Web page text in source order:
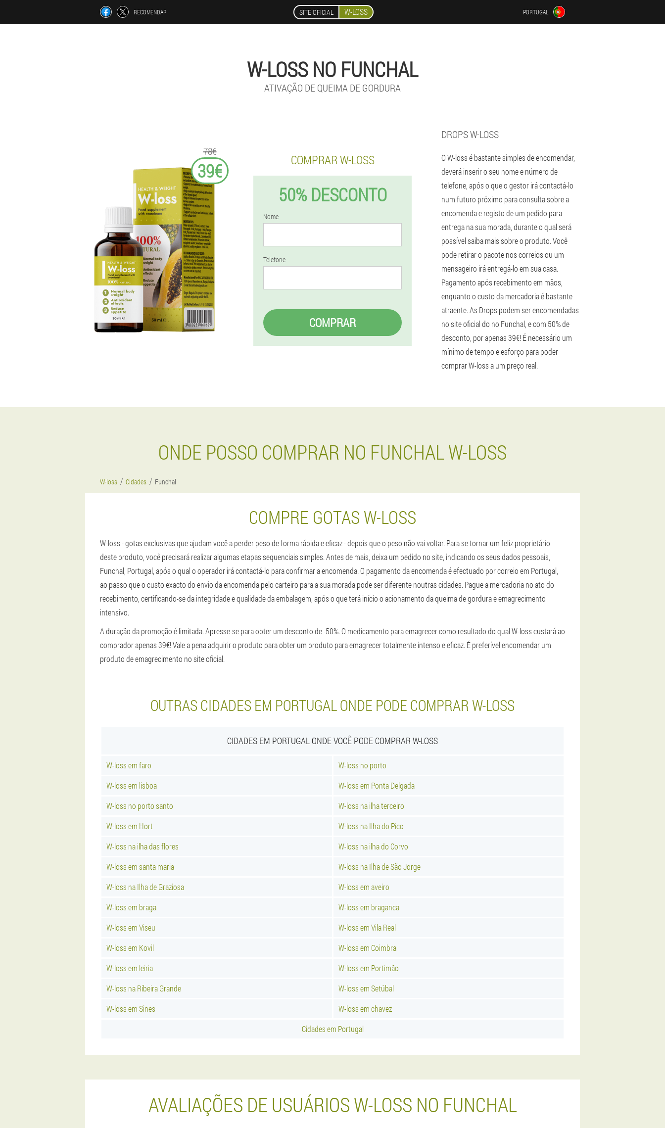
RECOMENDAR SITE OFICIAL W-LOSS PORTUGAL
W-LOSS NO FUNCHAL
ATIVAÇÃO DE QUEIMA DE GORDURA
78€
39€ COMPRAR W-LOSS
50% DESCONTO
Nome
Telefone
COMPRAR
DROPS W-LOSS
O W-loss é bastante simples de encomendar,
deverá inserir o seu nome e número de
telefone, após o que o gestor irá contactá-lo
num futuro próximo para consulta sobre a
encomenda e registo de um pedido para
entrega na sua morada, durante o qual será
possível saiba mais sobre o produto. Você
pode retirar o pacote nos correios ou um
mensageiro irá entregá-lo em sua casa.
Pagamento após recebimento em mãos,
enquanto o custo da mercadoria é bastante
atraente. As Drops podem ser encomendadas
no site oficial do no Funchal, e com 50% de
desconto, por apenas 39€! É necessário um
mínimo de tempo e esforço para poder
comprar W-loss a um preço real.
ONDE POSSO COMPRAR NO FUNCHAL W-LOSS
W-loss Cidades Funchal
COMPRE GOTAS W-LOSS
W-loss - gotas exclusivas que ajudam você a perder peso de forma rápida e eficaz - depois que o peso não vai voltar. Para se tornar um feliz proprietário
deste produto, você precisará realizar algumas etapas sequenciais simples. Antes de mais, deixa um pedido no site, indicando os seus dados pessoais,
Funchal, Portugal, após o qual o operador irá contactá-lo para confirmar a encomenda. O pagamento da encomenda é efectuado por correio em Portugal,
ao passo que o custo exacto do envio da encomenda pelo carteiro para a sua morada pode ser diferente noutras cidades. Pague a mercadoria no ato do
recebimento, certificando-se da integridade e qualidade da embalagem, após o que terá início o acionamento da queima de gordura e emagrecimento
intensivo.
A duração da promoção é limitada. Apresse-se para obter um desconto de -50%. O medicamento para emagrecer como resultado do qual W-loss custará ao
comprador apenas 39€! Vale a pena adquirir o produto para obter um produto para emagrecer totalmente intenso e eficaz. É preferível encomendar um
produto de emagrecimento no site oficial.
OUTRAS CIDADES EM PORTUGAL ONDE PODE COMPRAR W-LOSS
CIDADES EM PORTUGAL ONDE VOCÊ PODE COMPRAR W-LOSS
W-loss em faro
W-loss no porto
W-loss em lisboa
W-loss em Ponta Delgada
W-loss no porto santo
W-loss na ilha terceiro
W-loss em Hort
W-loss na Ilha do Pico
W-loss na ilha das flores
W-loss na ilha do Corvo
W-loss em santa maria
W-loss na Ilha de São Jorge
W-loss na Ilha de Graziosa
W-loss em aveiro
W-loss em braga
W-loss em braganca
W-loss em Viseu
W-loss em Vila Real
W-loss em Kovil
W-loss em Coimbra
W-loss em leiria
W-loss em Portimão
W-loss na Ribeira Grande
W-loss em Setúbal
W-loss em Sines
W-loss em chavez
Cidades em Portugal
AVALIAÇÕES DE USUÁRIOS W-LOSS NO FUNCHAL